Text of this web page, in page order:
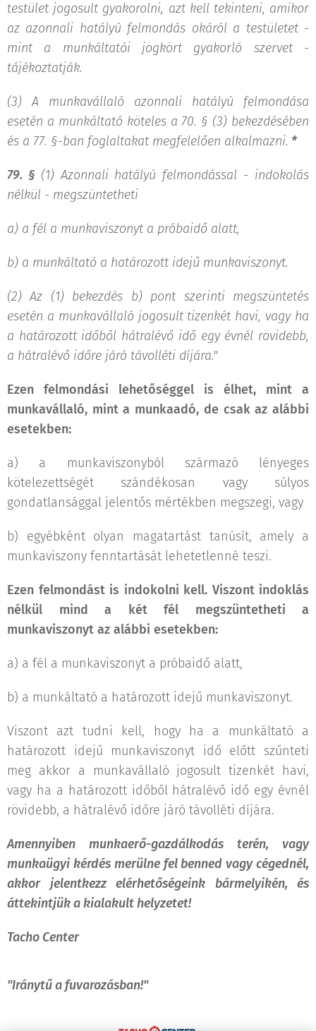
testület jogosult gyakorolni, azt kell tekinteni, amikor
az azonnali hatályú felmondás okáról a testületet -
mint a munkáltatói jogkört gyakorló szervet -
tájékoztatják.
(3) A munkavállaló azonnali hatályú felmondása
esetén a munkáltató köteles a 70. § (3) bekezdésében
és a 77. §-ban foglaltakat megfelelően alkalmazni. *
79. § (1) Azonnali hatályú felmondással - indokolás
nélkül - megszüntetheti
a) a fél a munkaviszonyt a próbaidő alatt,
b) a munkáltató a határozott idejű munkaviszonyt.
(2) Az (1) bekezdés b) pont szerinti megszüntetés
esetén a munkavállaló jogosult tizenkét havi, vagy ha
a határozott időből hátralévő idő egy évnél rövidebb,
a hátralévő időre járó távolléti díjára."
Ezen felmondási lehetőséggel is élhet, mint a
munkavállaló, mint a munkaadó, de csak az alábbi
esetekben:
a) a munkaviszonyból származó lényeges
kötelezettségét szándékosan vagy súlyos
gondatlansággal jelentős mértékben megszegi, vagy
b) egyébként olyan magatartást tanúsít, amely a
munkaviszony fenntartását lehetetlenné teszi.
Ezen felmondást is indokolni kell. Viszont indoklás
nélkül mind a két fél megszüntetheti a
munkaviszonyt az alábbi esetekben:
a) a fél a munkaviszonyt a próbaidő alatt,
b) a munkáltató a határozott idejű munkaviszonyt.
Viszont azt tudni kell, hogy ha a munkáltató a
határozott idejű munkaviszonyt idő előtt szűnteti
meg akkor a munkavállaló jogosult tizenkét havi,
vagy ha a határozott időből hátralévő idő egy évnél
rövidebb, a hátralévő időre járó távolléti díjára.
Amennyiben munkaerő-gazdálkodás terén, vagy
munkaügyi kérdés merülne fel benned vagy cégednél,
akkor jelentkezz elérhetőségeink bármelyikén, és
áttekintjük a kialakult helyzetet!
Tacho Center
"Iránytű a fuvarozásban!"